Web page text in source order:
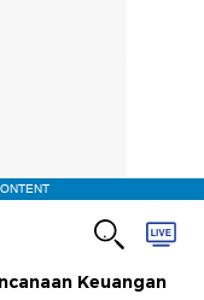
Keuangan